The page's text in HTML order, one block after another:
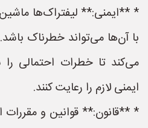
* **ایمنی:** لیفتراک‌ها
با آن‌ها می‌تواند خطرناک
می‌کند تا خطرات احتمالی را
ایمنی لازم را رعایت کنند.
* **قانون:** قوانین و مقررات